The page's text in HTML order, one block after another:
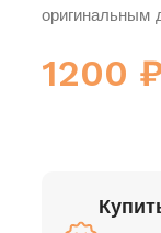
оригинальным
1200